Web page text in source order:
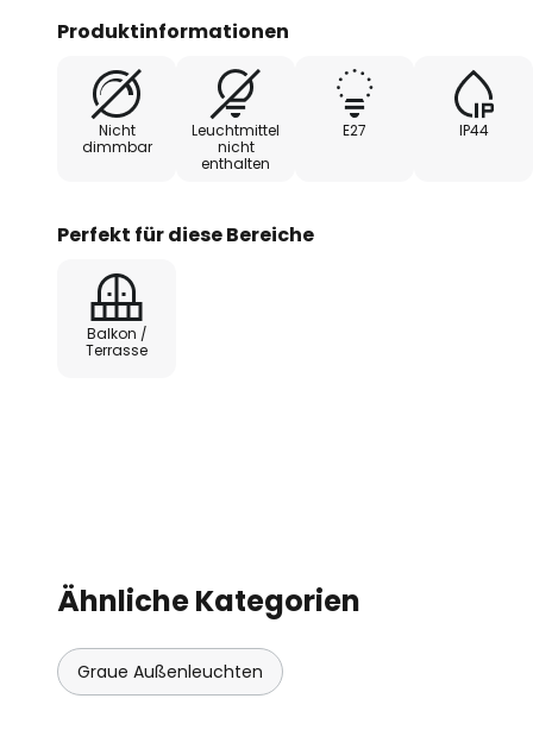
von Energiesparlampen oder
kostengünstig.
Produktinformationen
Nicht
dimmbar
Leuchtmittel
nicht
enthalten
E27 IP44
Perfekt für diese Bereiche
Balkon /
Terrasse
Ähnliche Kategorien
Graue Außenleuchten